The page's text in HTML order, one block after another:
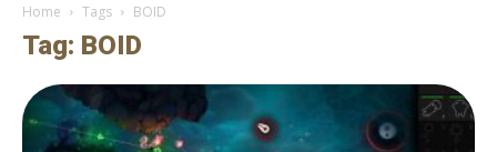
Home Tags BOID
Tag: BOID